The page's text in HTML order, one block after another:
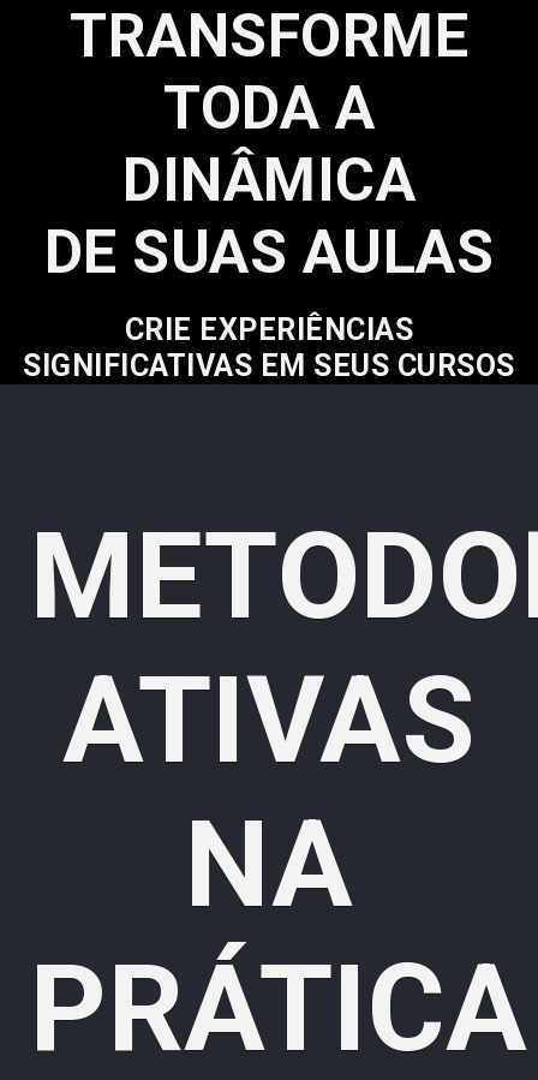
TRANSFORME
TODA A
DINÂMICA
DE SUAS AULAS
CRIE EXPERIÊNCIAS
SIGNIFICATIVAS EM SEUS CURSOS
ATIVAS
NA
PRÁTICA